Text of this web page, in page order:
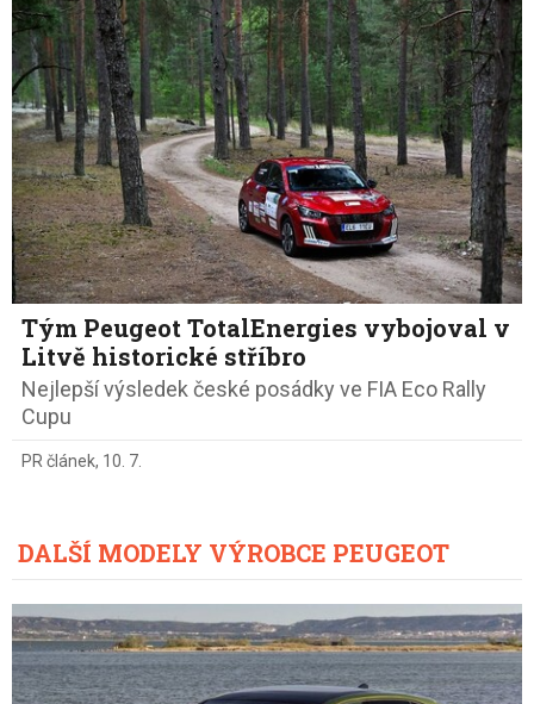
Tým Peugeot TotalEnergies vybojoval v
Litvě historické stříbro
Nejlepší výsledek české posádky ve FIA Eco Rally
Cupu
PR článek, 10. 7.
DALŠÍ MODELY VÝROBCE PEUGEOT